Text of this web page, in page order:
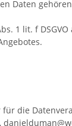
Daten
1 lit. f
für die